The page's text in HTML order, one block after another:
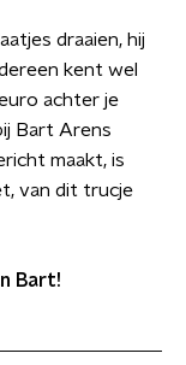
draaien, hij
kent wel
achter je
Bart Arens
maakt, is
van dit trucje
Bart!